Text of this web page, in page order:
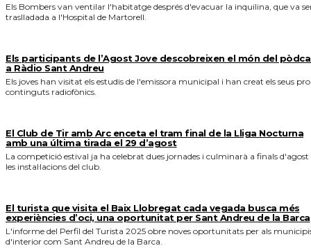
Els Bombers van ventilar l'habitatge després d'evacuar la inquilina, que va
traslladada a l'Hospital de Martorell.
Els participants de l’Agost Jove descobreixen el món del
a Ràdio Sant Andreu
Els joves han visitat els estudis de l'emissora municipal i han creat els seus
continguts radiofònics.
El Club de Tir amb Arc enceta el tram final de la Lliga Nocturna
amb una última tirada el 29 d’agost
La competició estival ja ha celebrat dues jornades i culminarà a finals d'agost
les instal·lacions del club.
El turista que visita el Baix Llobregat cada vegada busca més
experiències d’oci, una oportunitat per Sant Andreu de la Barca
L'informe del Perfil del Turista 2025 obre noves oportunitats per als
d'interior com Sant Andreu de la Barca.